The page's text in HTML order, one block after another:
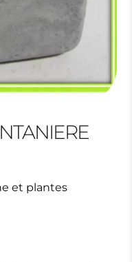
et plantes